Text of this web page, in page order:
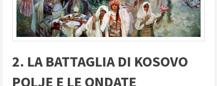
2. LA BATTAGLIA DI KOSOVO
POLJE E LE ONDATE